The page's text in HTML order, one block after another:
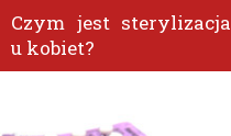
Czym jest sterylizacja
u kobiet?